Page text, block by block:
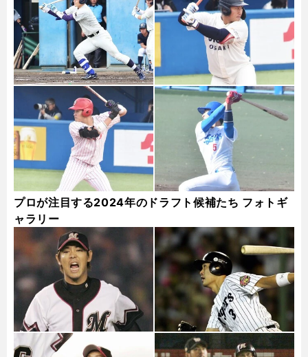
プロが注目する2024年のドラフト候補たち フォトギ
ャラリー